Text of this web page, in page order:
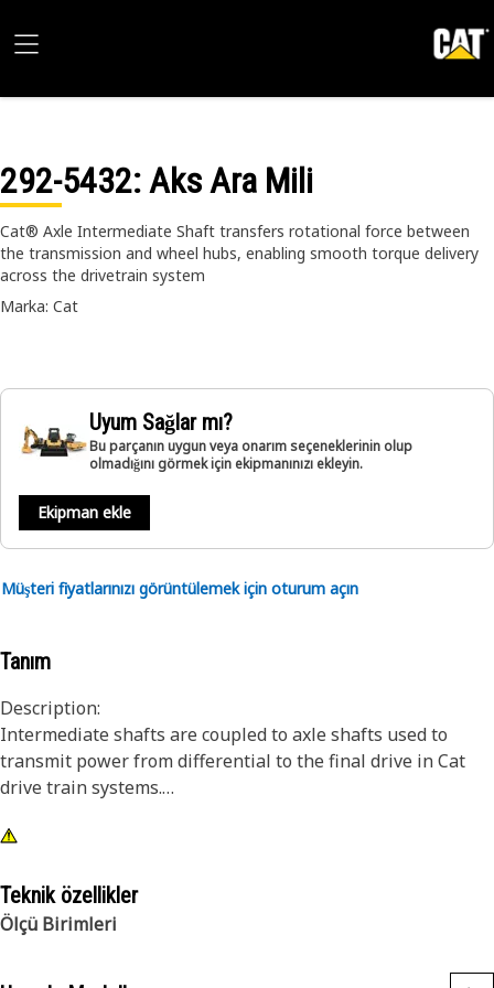
292-5432: Aks Ara Mili
Cat® Axle Intermediate Shaft transfers rotational force between
the transmission and wheel hubs, enabling smooth torque delivery
across the drivetrain system
Marka: Cat
Uyum Sağlar mı?
Bu parçanın uygun veya onarım seçeneklerinin olup
olmadığını görmek için ekipmanınızı ekleyin.
Ekipman ekle
Müşteri fiyatlarınızı görüntülemek için oturum açın
Tanım
Description:
Intermediate shafts are coupled to axle shafts used to
transmit power from differential to the final drive in Cat
drive train systems.
Attributes:
• Length: 133 mm (5.236 in)
• Outside Diameter: 44 mm (1.732 in)
Teknik özellikler
Ölçü Birimleri